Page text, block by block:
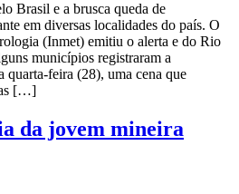
Brasil e a brusca queda de
em diversas localidades do país. O
(Inmet) emitiu o alerta e do Rio
municípios registraram a
quarta-feira (28), uma cena que
[…]
da jovem mineira